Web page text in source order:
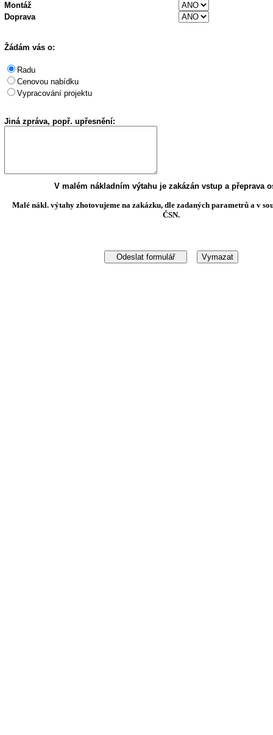
Montáž
Doprava
Žádám vás o:
Radu
Cenovou nabídku
Vypracování projektu
Jiná zpráva, popř. upřesnění:
V malém nákladním výtahu je zakázán vstup a přeprava
Malé nákl. výtahy zhotovujeme na zakázku, dle zadaných parametrů a v
ČSN.